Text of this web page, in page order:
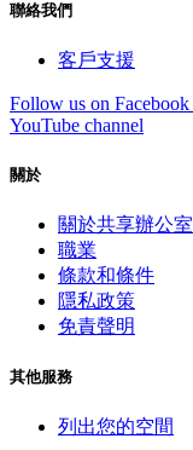
聯絡我們
客戶支援
Follow us on Facebook
YouTube channel
關於
關於共享辦公室
職業
條款和條件
隱私政策
免責聲明
其他服務
列出您的空間